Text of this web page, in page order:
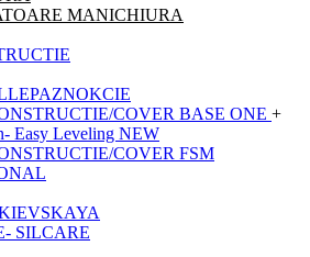
MANICHIURA
COVER BASE ONE +
Easy Leveling NEW
COVER FSM
SILCARE